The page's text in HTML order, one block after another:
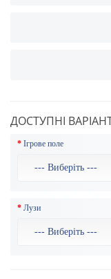
ДОСТУПНІ
Ігрове поле
Лузи